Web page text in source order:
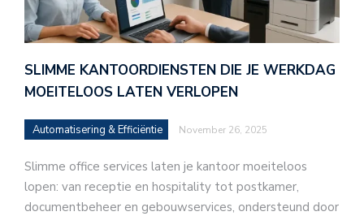
SLIMME KANTOORDIENSTEN DIE JE WERKDAG
MOEITELOOS LATEN VERLOPEN
Automatisering & Efficiëntie November 26, 2025
Slimme office services laten je kantoor moeiteloos
lopen: van receptie en hospitality tot postkamer,
documentbeheer en gebouwservices, ondersteund door